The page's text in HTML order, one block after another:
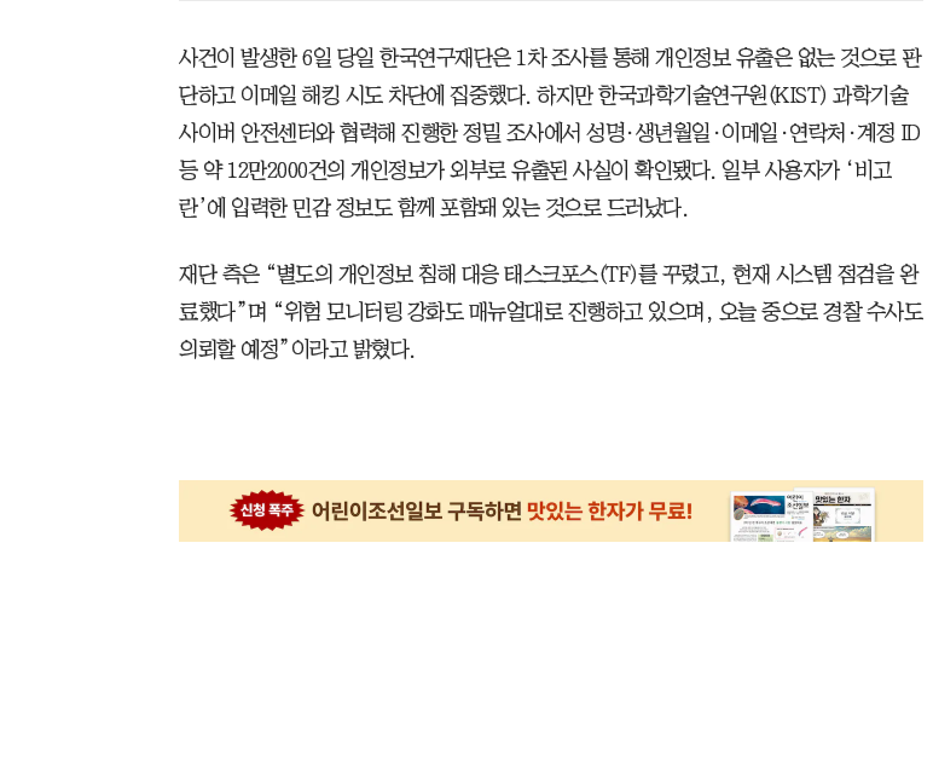
사건이 발생한 6일 당일 한국연구재단은 1차 조사를 통해 개인정보 유출은 없는 것으로 판
단하고 이메일 해킹 시도 차단에 집중했다. 하지만 한국과학기술연구원(KIST) 과학기술
사이버 안전센터와 협력해 진행한 정밀 조사에서 성명·생년월일·이메일·연락처·계정 ID
등 약 12만2000건의 개인정보가 외부로 유출된 사실이 확인됐다. 일부 사용자가 ‘비고
란’에 입력한 민감 정보도 함께 포함돼 있는 것으로 드러났다.
재단 측은 “별도의 개인정보 침해 대응 태스크포스(TF)를 꾸렸고, 현재 시스템 점검을 완
료했다”며 “위험 모니터링 강화도 매뉴얼대로 진행하고 있으며, 오늘 중으로 경찰 수사도
의뢰할 예정”이라고 밝혔다.